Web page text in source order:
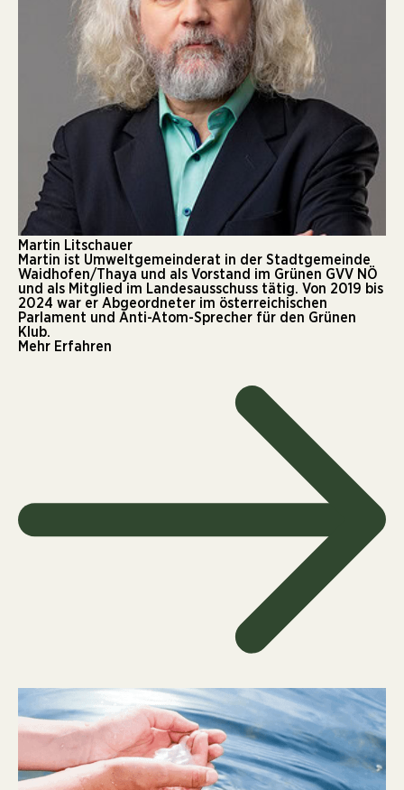
Martin Litschauer
Martin ist Umweltgemeinderat in der Stadtgemeinde
Waidhofen/Thaya und als Vorstand im Grünen GVV NÖ
und als Mitglied im Landesausschuss tätig. Von 2019 bis
2024 war er Abgeordneter im österreichischen
Parlament und Anti-Atom-Sprecher für den Grünen
Klub.
Mehr Erfahren